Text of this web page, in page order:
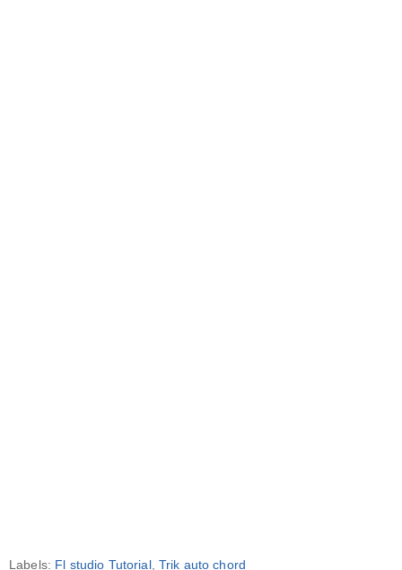
Labels: Fl studio Tutorial, Trik auto chord